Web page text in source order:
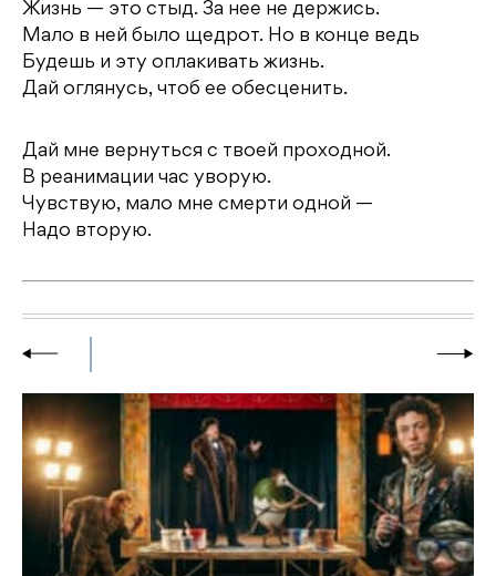
Жизнь — это стыд. За нее не держись.
Мало в ней было щедрот. Но в конце ведь
Будешь и эту оплакивать жизнь.
Дай оглянусь, чтоб ее обесценить.
Дай мне вернуться с твоей проходной.
В реанимации час уворую.
Чувствую, мало мне смерти одной —
Надо вторую.